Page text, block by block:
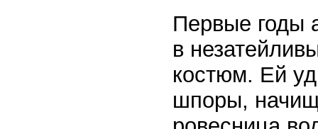
Первые годы
в
костюм. Ей
шпоры,